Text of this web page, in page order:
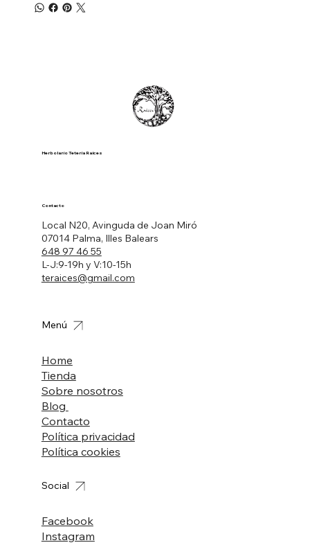
Herbolario Tetería Raíces
Local N20, Avinguda de Joan Miró
07014 Palma, Illes Balears
648 97 46 55
L-J:9-19h y V:10-15h
teraices@gmail.com
Contacto
Home
Tienda
Sobre nosotros
Blog
Contacto
Política privacidad
Política cookies
Menú
Facebook
Instagram
Social